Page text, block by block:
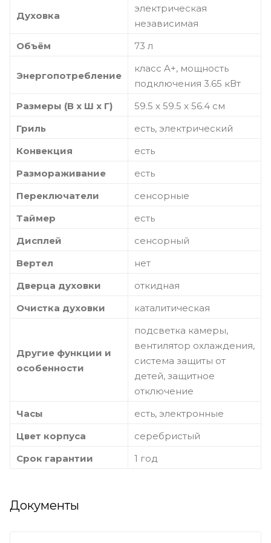
Духовка
электрическая
независимая
Объём
73 л
Энергопотребление
класс A+, мощность
подключения 3.65 кВт
Размеры (В х Ш х Г)
59.5 х 59.5 x 56.4 см
Гриль
есть, электрический
Конвекция
есть
Размораживание
есть
Переключатели
сенсорные
Таймер
есть
Дисплей
сенсорный
Вертел
нет
Дверца духовки
откидная
Очистка духовки
каталитическая
Другие функции и
особенности
подсветка камеры,
вентилятор охлаждения,
система защиты от
детей, защитное
отключение
Часы
есть, электронные
Цвет корпуса
серебристый
Срок гарантии
1 год
Документы